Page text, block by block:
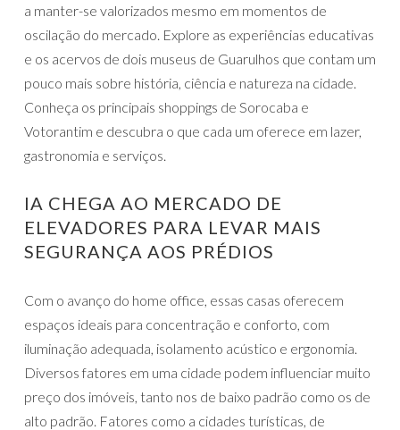
a manter-se valorizados mesmo em momentos de
oscilação do mercado. Explore as experiências educativas
e os acervos de dois museus de Guarulhos que contam um
pouco mais sobre história, ciência e natureza na cidade.
Conheça os principais shoppings de Sorocaba e
Votorantim e descubra o que cada um oferece em lazer,
gastronomia e serviços.
IA CHEGA AO MERCADO DE
ELEVADORES PARA LEVAR MAIS
SEGURANÇA AOS PRÉDIOS
Com o avanço do home office, essas casas oferecem
espaços ideais para concentração e conforto, com
iluminação adequada, isolamento acústico e ergonomia.
Diversos fatores em uma cidade podem influenciar muito
preço dos imóveis, tanto nos de baixo padrão como os de
alto padrão. Fatores como a cidades turísticas, de